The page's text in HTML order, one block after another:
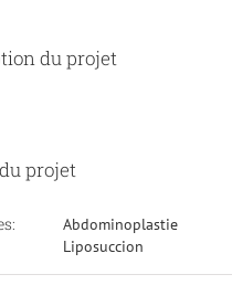
du projet
projet
Abdominoplastie
Liposuccion